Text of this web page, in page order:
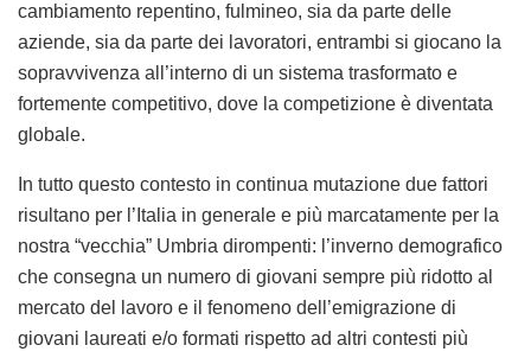
cambiamento repentino, fulmineo, sia da parte delle
aziende, sia da parte dei lavoratori, entrambi si giocano la
sopravvivenza all’interno di un sistema trasformato e
fortemente competitivo, dove la competizione è diventata
globale.
In tutto questo contesto in continua mutazione due fattori
risultano per l’Italia in generale e più marcatamente per la
nostra “vecchia” Umbria dirompenti: l’inverno demografico
che consegna un numero di giovani sempre più ridotto al
mercato del lavoro e il fenomeno dell’emigrazione di
giovani laureati e/o formati rispetto ad altri contesti più